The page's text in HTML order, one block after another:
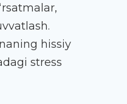
hissiy
stress